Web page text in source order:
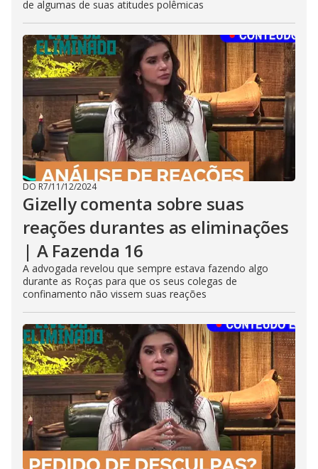
de algumas de suas atitudes polêmicas
DO R7/11/12/2024
Gizelly comenta sobre suas
reações durantes as eliminações
| A Fazenda 16
A advogada revelou que sempre estava fazendo algo
durante as Roças para que os seus colegas de
confinamento não vissem suas reações